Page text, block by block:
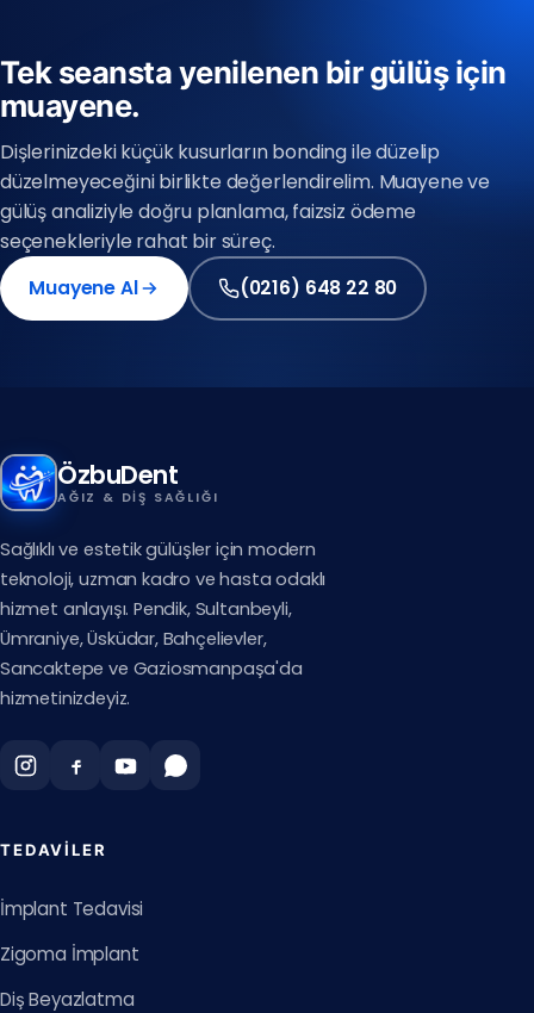
Tek seansta yenilenen bir gülüş için
muayene.
Dişlerinizdeki küçük kusurların bonding ile düzelip
düzelmeyeceğini birlikte değerlendirelim. Muayene ve
gülüş analiziyle doğru planlama, faizsiz ödeme
seçenekleriyle rahat bir süreç.
Muayene Al
(0216) 648 22 80
Avrupa Yakası
(0212) 909 88 80
ÖzbuDent
AĞIZ & DIŞ SAĞLIĞI
Sağlıklı ve estetik gülüşler için modern
teknoloji, uzman kadro ve hasta odaklı
hizmet anlayışı. Pendik, Sultanbeyli,
Ümraniye, Üsküdar, Bahçelievler,
Sancaktepe ve Gaziosmanpaşa'da
hizmetinizdeyiz.
TEDAVILER
İmplant Tedavisi
Zigoma İmplant
Diş Beyazlatma